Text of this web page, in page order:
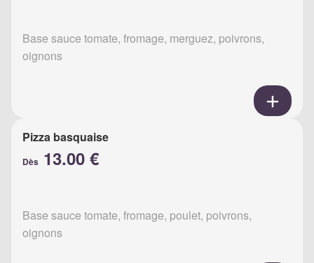
Base sauce tomate, fromage, merguez, poivrons,
oignons
Pizza basquaise
Dès 13.00 €
Base sauce tomate, fromage, poulet, poivrons,
oignons